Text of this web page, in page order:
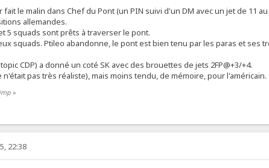
fait le malin dans Chef du Pont (un PIN suivi d'un DM avec un jet de 11
allemandes.
5 squads sont prêts à traverser le pont.
squads. Ptileo abandonne, le pont est bien tenu par les paras et
CDP) a donné un coté SK avec des brouettes de jets 2FP@+3/+4.
pas très réaliste), mais moins tendu, de mémoire, pour l'américain.
»
22:38